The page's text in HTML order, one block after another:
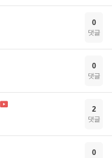
0
댓글
0
댓글
2
댓글
0